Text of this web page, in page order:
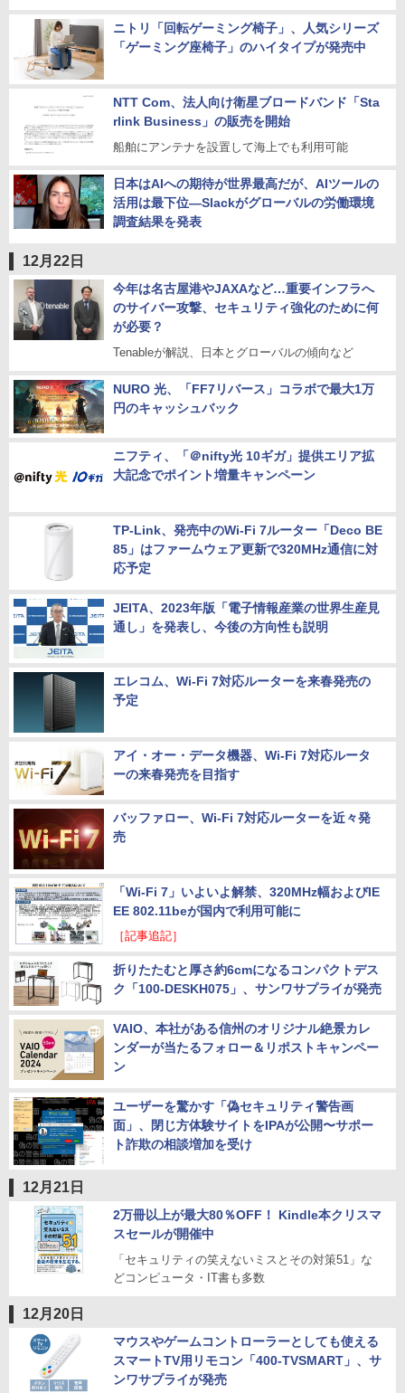
ニトリ「回転ゲーミング椅子」、人気シリーズ
「ゲーミング座椅子」のハイタイプが発売中
NTT Com、法人向け衛星ブロードバンド「Sta
rlink Business」の販売を開始
船舶にアンテナを設置して海上でも利用可能
日本はAIへの期待が世界最高だが、AIツールの
活用は最下位―Slackがグローバルの労働環境
調査結果を発表
12月22日
今年は名古屋港やJAXAなど…重要インフラへ
のサイバー攻撃、セキュリティ強化のために何
が必要？
Tenableが解説、日本とグローバルの傾向など
NURO 光、「FF7リバース」コラボで最大1万
円のキャッシュバック
ニフティ、「＠nifty光 10ギガ」提供エリア拡
大記念でポイント増量キャンペーン
TP-Link、発売中のWi-Fi 7ルーター「Deco BE
85」はファームウェア更新で320MHz通信に対
応予定
JEITA、2023年版「電子情報産業の世界生産見
通し」を発表し、今後の方向性も説明
エレコム、Wi-Fi 7対応ルーターを来春発売の
予定
アイ・オー・データ機器、Wi-Fi 7対応ルータ
ーの来春発売を目指す
バッファロー、Wi-Fi 7対応ルーターを近々発
売
「Wi-Fi 7」いよいよ解禁、320MHz幅およびIE
EE 802.11beが国内で利用可能に
［記事追記］
折りたたむと厚さ約6cmになるコンパクトデス
ク「100-DESKH075」、サンワサプライが発売
VAIO、本社がある信州のオリジナル絶景カレ
ンダーが当たるフォロー＆リポストキャンペー
ン
ユーザーを驚かす「偽セキュリティ警告画
面」、閉じ方体験サイトをIPAが公開〜サポー
ト詐欺の相談増加を受け
12月21日
2万冊以上が最大80％OFF！ Kindle本クリスマ
スセールが開催中
「セキュリティの笑えないミスとその対策51」な
どコンピュータ・IT書も多数
12月20日
マウスやゲームコントローラーとしても使える
スマートTV用リモコン「400-TVSMART」、サ
ンワサプライが発売